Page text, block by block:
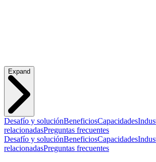
Expand
Desafío y soluciónBeneficiosCapacidades
relacionadasPreguntas frecuentes
Desafío y soluciónBeneficiosCapacidades
relacionadasPreguntas frecuentes